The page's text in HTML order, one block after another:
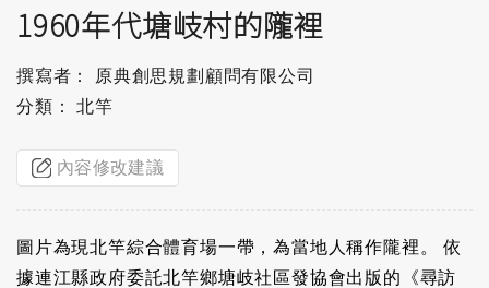
1960年代塘岐村的隴裡
撰寫者： 原典創思規劃顧問有限公司
分類： 北竿
內容修改建議
圖片為現北竿綜合體育場一帶，為當地人稱作隴裡。 依
據連江縣政府委託北竿鄉塘岐社區發協會出版的《尋訪